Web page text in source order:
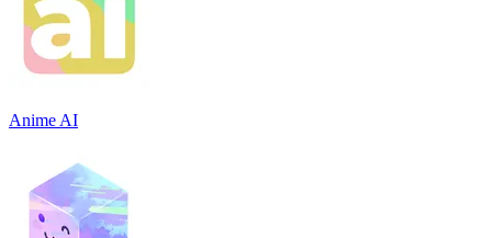
Anime AI